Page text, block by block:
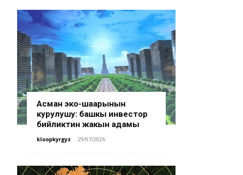
Асман эко-шаарынын
курулушу: башкы инвестор
бийликтин жакын адамы
kloopkyrgyz - 29/07/2026